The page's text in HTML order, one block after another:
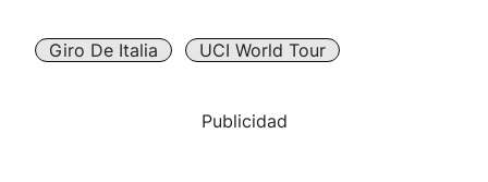
Giro De Italia UCI World Tour
Publicidad